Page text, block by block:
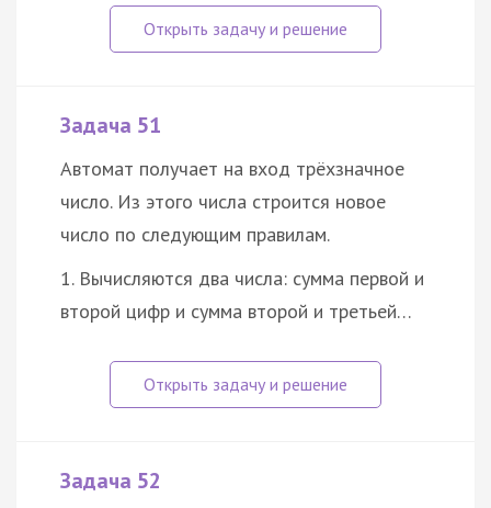
Задача 51
Автомат получает на вход трёхзначное
число. Из этого числа строится новое
число по следующим правилам.
1. Вычисляются два числа: сумма первой и
второй цифр и сумма второй и третьей…
Задача 52